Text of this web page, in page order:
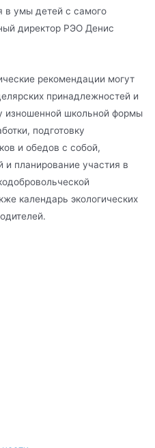
в умы детей с самого
директор РЭО Денис
рекомендации могут
принадлежностей и
изношенной школьной формы
подготовку
и обедов с собой,
и планирование участия в
календарь экологических